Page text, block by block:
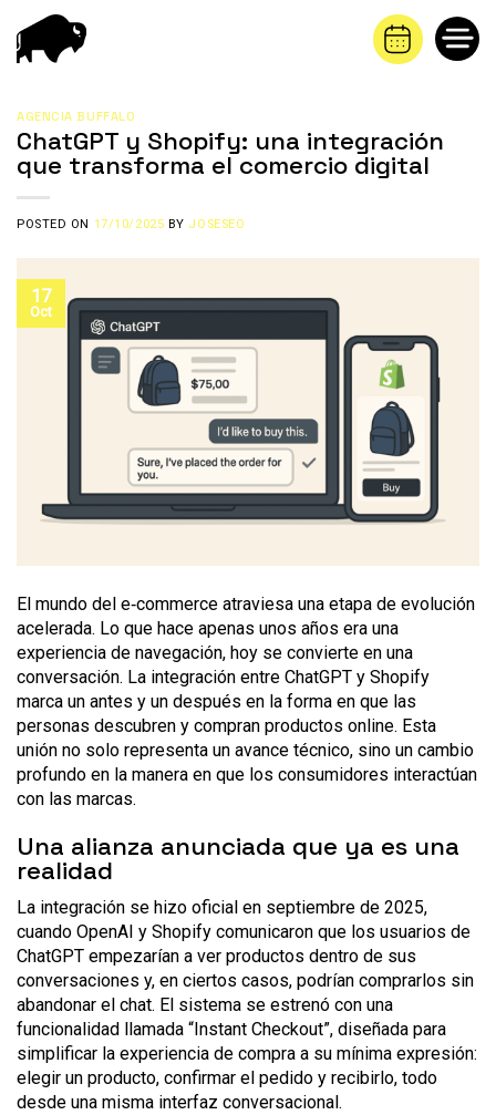
contenido
AGENCIA BUFFALO
ChatGPT y Shopify: una integración
que transforma el comercio digital
POSTED ON 17/10/2025 BY JOSESEO
17
Oct
El mundo del e‑commerce atraviesa una etapa de evolución
acelerada. Lo que hace apenas unos años era una
experiencia de navegación, hoy se convierte en una
conversación. La integración entre ChatGPT y Shopify
marca un antes y un después en la forma en que las
personas descubren y compran productos online. Esta
unión no solo representa un avance técnico, sino un cambio
profundo en la manera en que los consumidores interactúan
con las marcas.
Una alianza anunciada que ya es una
realidad
La integración se hizo oficial en septiembre de 2025,
cuando OpenAI y Shopify comunicaron que los usuarios de
ChatGPT empezarían a ver productos dentro de sus
conversaciones y, en ciertos casos, podrían comprarlos sin
abandonar el chat. El sistema se estrenó con una
funcionalidad llamada “Instant Checkout”, diseñada para
simplificar la experiencia de compra a su mínima expresión:
elegir un producto, confirmar el pedido y recibirlo, todo
desde una misma interfaz conversacional.